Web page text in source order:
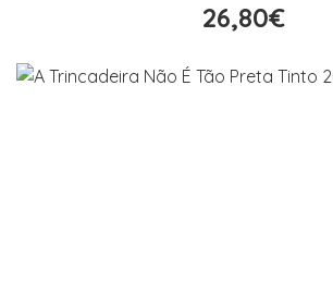
26,80€